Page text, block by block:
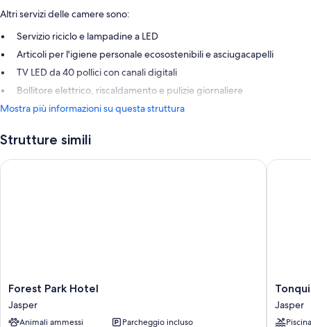
Altri servizi delle camere sono:
Servizio riciclo e lampadine a LED
Articoli per l'igiene personale ecosostenibili e asciugacapelli
TV LED da 40 pollici con canali digitali
Bollitore elettrico, riscaldamento e pulizie giornaliere
Mostra più informazioni su questa struttura
Strutture simili
Forest
Park
Hotel
Jasper
Forest Park Hotel
Jasper
Animali ammessi Parcheggio incluso
Forest Park Hotel
Tonquin
Inn
Jasper
Jasper
Piscina
Tonquin